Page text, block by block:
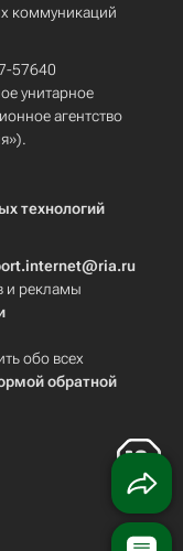
коммуникаций
57640
унитарное
агентство
технологий
и рекламы
обо всех
обратной